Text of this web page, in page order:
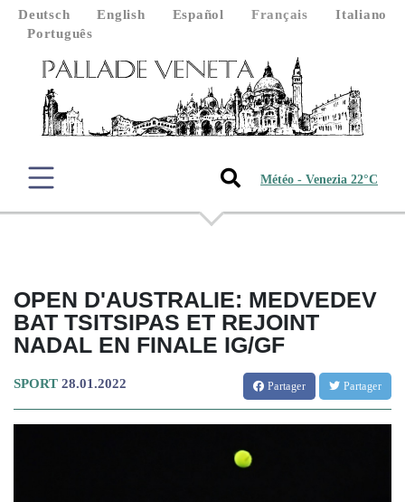
Deutsch English Español Français
Italiano
Português
Météo - Venezia 22°C
OPEN D'AUSTRALIE: MEDVEDEV
BAT TSITSIPAS ET REJOINT
NADAL EN FINALE IG/GF
SPORT 28.01.2022 Partager Partager